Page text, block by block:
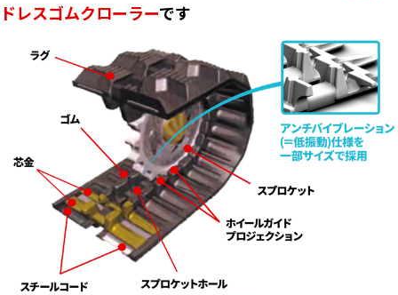
ドレスゴムクローラーです